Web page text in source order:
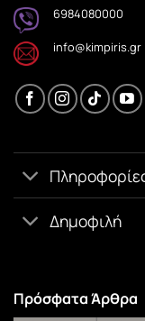
6984080000
info@kimpiris.gr
Δημοφιλή
Πρόσφατα Άρθρα